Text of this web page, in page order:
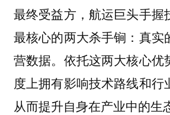
最终受益方，航运巨头手握
最核心的两大杀手锏：真实
营数据。依托这两大核心优
度上拥有影响技术路线和行
从而提升自身在产业中的生